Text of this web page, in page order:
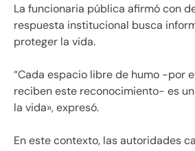
La funcionaria pública afirmó con
respuesta institucional busca
proteger la vida.
“Cada espacio libre de humo -por
reciben este reconocimiento- es
la vida», expresó.
En este contexto, las autoridades